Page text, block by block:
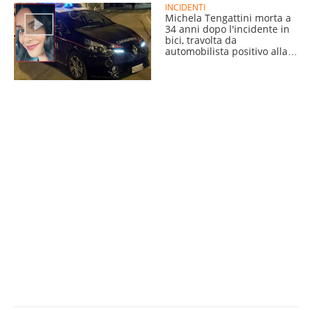
INCIDENTI
Michela Tengattini morta a
34 anni dopo l'incidente in
bici, travolta da
automobilista positivo alla